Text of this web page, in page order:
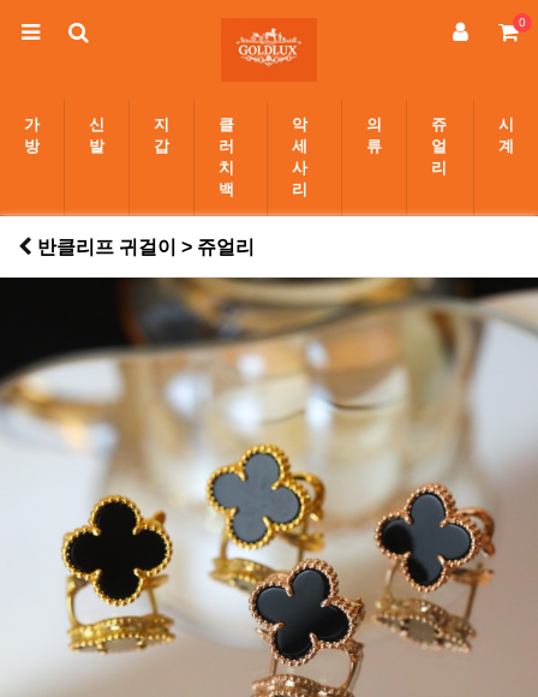
0
가
방
신
발
지
갑
클
러
치
백
악
세
사
리
의
류
쥬
얼
리
시
계
반클리프 귀걸이 > 쥬얼리